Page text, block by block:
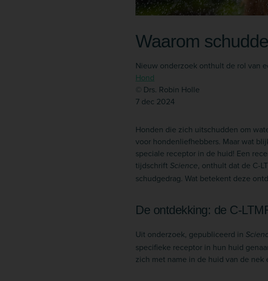
Waarom
Nieuw onderzoek onthult de rol van
Hond
© Drs. Robin Holle
7 dec 2024
Honden die zich uitschudden om
voor hondenliefhebbers. Maar wat
speciale receptor in de huid! Een
tijdschrift Science, onthult dat de C-
schudgedrag. Wat betekent deze
De ontdekking: de C-
Uit onderzoek, gepubliceerd in
specifieke receptor in hun huid
zich met name in de huid van de